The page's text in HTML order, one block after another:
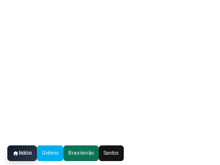
Início Grêmio Brasileirão Santos